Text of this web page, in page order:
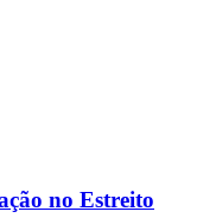
no Estreito